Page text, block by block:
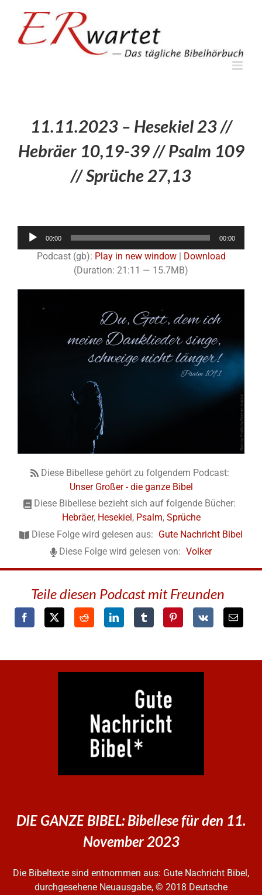
springen
11.11.2023 – Hesekiel 23 //
Hebräer 10,19-39 // Psalm 109
// Sprüche 27,13
Audio-
00:00 00:00
Podcast (gb): Play in new window|
Download
(Duration: 21:11 — 15.7MB)
Diese Bibellese gehört zu folgendem Podcast:
Unser Großer - die ganze Bibel
Diese Bibellese bezieht sich auf folgende Bücher:
Hebräer, Hesekiel , Psalm, Sprüche
Diese Folge wird gelesen aus: Gute Nachricht Bibel
Diese Folge wird gelesen von: Volker
Teile diesen Podcast mit Freunden
DIE GANZE BIBEL: Bibellese für den 11.
November 2023
Die Bibeltexte sind entnommen aus: Gute Nachricht Bibel,
durchgesehene Neuausgabe, © 2018 Deutsche